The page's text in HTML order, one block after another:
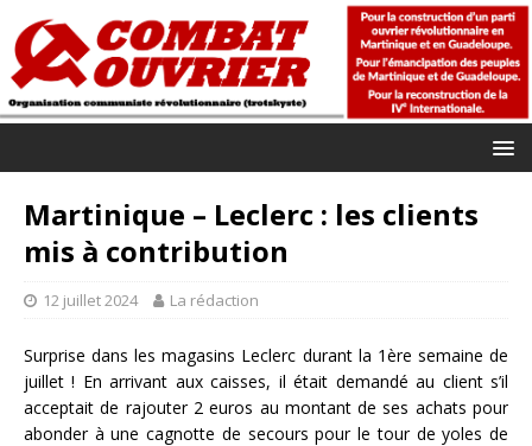
Martinique – Leclerc : les clients
mis à contribution
12 juillet 2024 La rédaction
Surprise dans les magasins Leclerc durant la 1ère semaine de
juillet ! En arrivant aux caisses, il était demandé au client s’il
acceptait de rajouter 2 euros au montant de ses achats pour
abonder à une cagnotte de secours pour le tour de yoles de